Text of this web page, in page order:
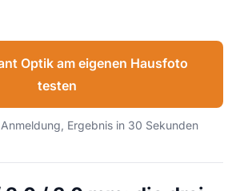
Optik am eigenen Hausfoto
testen
Ergebnis in 30 Sekunden